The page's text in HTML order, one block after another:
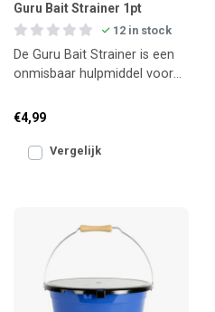
Guru Bait Strainer 1pt
12 in stock
De Guru Bait Strainer is een
onmisbaar hulpmiddel voor
schoonspoelen va
€4,99
Vergelijk